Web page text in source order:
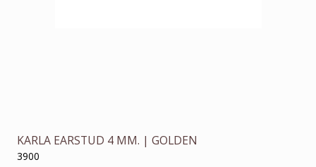
KARLA EARSTUD 4 MM. | GOLDEN
3900